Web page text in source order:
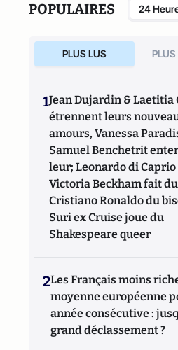
POPULAIRES 24
PLUS LUS PLUS
1Jean Dujardin & Laetitia
étrennent leurs
amours, Vanessa
Samuel Benchetrit
leur; Leonardo di Caprio
Victoria Beckham fait
Cristiano Ronaldo du
Suri ex Cruise joue du
Shakespeare queer
2Les Français moins
moyenne européenne
année consécutive :
grand déclassement ?